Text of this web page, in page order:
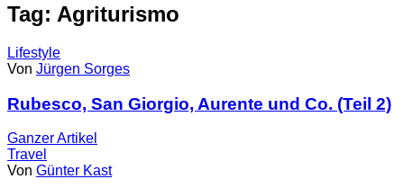
Tag: Agriturismo
Lifestyle
Von Jürgen Sorges
Rubesco, San Giorgio, Aurente und Co. (Teil 2)
GanzerArtikel
Travel
Von Günter Kast